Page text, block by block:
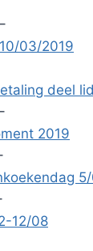
03/2019
deel
2019
12/08